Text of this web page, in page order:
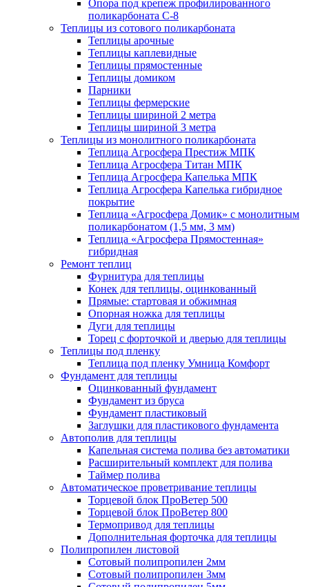
Опора под крепеж профилированного
поликарбоната С-8
Теплицы из сотового поликарбоната
Теплицы арочные
Теплицы каплевидные
Теплицы прямостенные
Теплицы домиком
Парники
Теплицы фермерские
Теплицы шириной 2 метра
Теплицы шириной 3 метра
Теплицы из монолитного поликарбоната
Теплица Агросфера Престиж МПК
Теплица Агросфера Титан МПК
Теплица Агросфера Капелька МПК
Теплица Агросфера Капелька гибридное
покрытие
Теплица «Агросфера Домик» с монолитным
поликарбонатом (1,5 мм, 3 мм)
Теплица «Агросфера Прямостенная»
гибридная
Ремонт теплиц
Фурнитура для теплицы
Конек для теплицы, оцинкованный
Прямые: стартовая и обжимная
Опорная ножка для теплицы
Дуги для теплицы
Торец с форточкой и дверью для теплицы
Теплицы под пленку
Теплица под пленку Умница Комфорт
Фундамент для теплицы
Оцинкованный фундамент
Фундамент из бруса
Фундамент пластиковый
Заглушки для пластикового фундамента
Автополив для теплицы
Капельная система полива без автоматики
Расширительный комплект для полива
Таймер полива
Автоматическое проветривание теплицы
Торцевой блок ПроВетер 500
Торцевой блок ПроВетер 800
Термопривод для теплицы
Дополнительная форточка для теплицы
Полипропилен листовой
Сотовый полипропилен 2мм
Сотовый полипропилен 3мм